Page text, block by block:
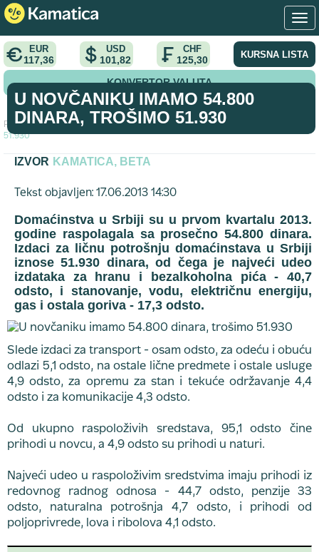
EUR
117,36
USD
101,82
CHF
125,30 KURSNA LISTA
KONVERTOR VALUTA
Početna > tekst >
U novčaniku imamo 54.800 dinara, trošimo
51.930
U NOVČANIKU IMAMO 54.800
DINARA, TROŠIMO 51.930
IZVOR KAMATICA, BETA
Tekst objavljen: 17.06.2013 14:30
Domaćinstva u Srbiji su u prvom kvartalu 2013.
godine raspolagala sa prosečno 54.800 dinara.
Izdaci za ličnu potrošnju domaćinstava u Srbiji
iznose 51.930 dinara, od čega je najveći udeo
izdataka za hranu i bezalkoholna pića - 40,7
odsto, i stanovanje, vodu, električnu energiju,
gas i ostala goriva - 17,3 odsto.
Slede izdaci za transport - osam odsto, za odeću i obuću
odlazi 5,1 odsto, na ostale lične predmete i ostale usluge
4,9 odsto, za opremu za stan i tekuće održavanje 4,4
odsto i za komunikacije 4,3 odsto.
Od ukupno raspoloživih sredstava, 95,1 odsto čine
prihodi u novcu, a 4,9 odsto su prihodi u naturi.
Najveći udeo u raspoloživim sredstvima imaju prihodi iz
redovnog radnog odnosa - 44,7 odsto, penzije 33
odsto, naturalna potrošnja 4,7 odsto, i prihodi od
poljoprivrede, lova i ribolova 4,1 odsto.